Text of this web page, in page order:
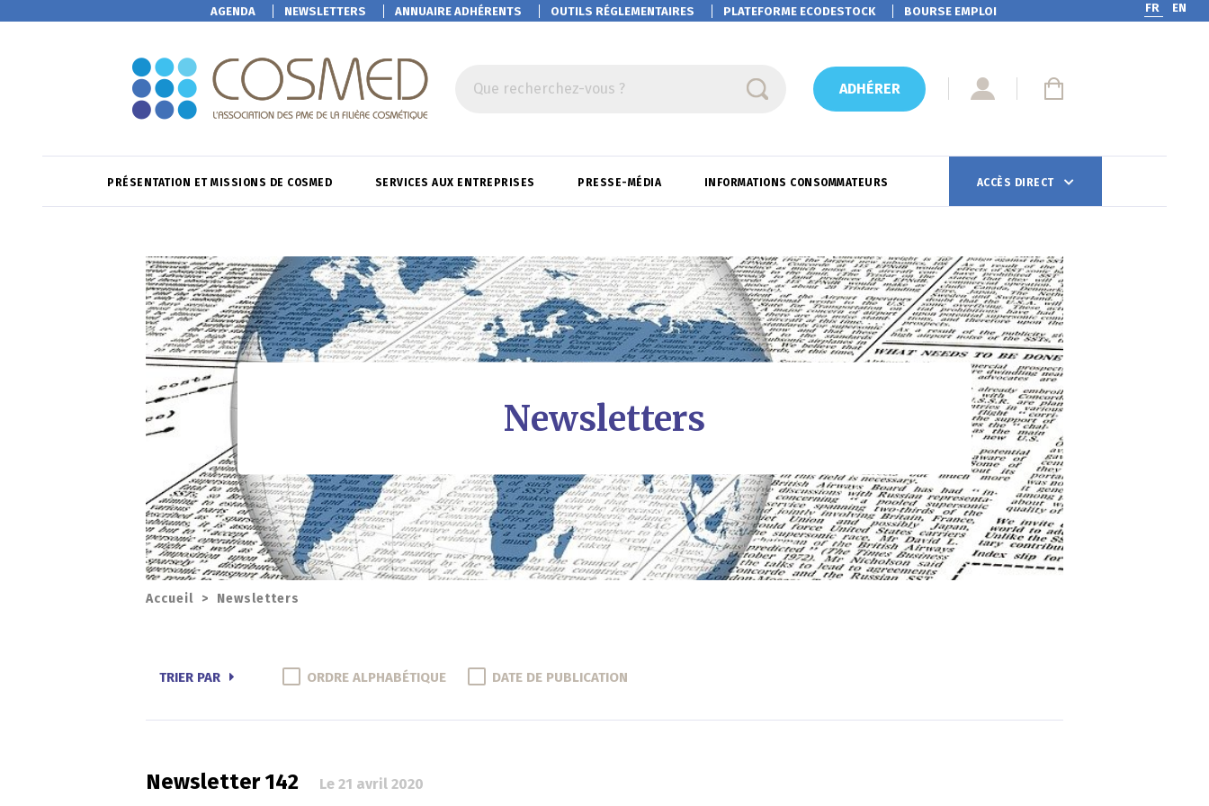
AGENDA NEWSLETTERS ANNUAIRE ADHÉRENTS OUTILS RÉGLEMENTAIRES PLATEFORMEECODESTOCK BOURSE EMPLOI FR EN
Que recherchez-vous ? ADHÉRER
PRÉSENTATION ET MISSIONS DE COSMED SERVICES AUX ENTREPRISES PRESSE-MÉDIA INFORMATIONS CONSOMMATEURS ACCÈS DIRECT
Newsletters
Accueil > Newsletters
TRIER PAR ORDRE ALPHABÉTIQUE DATE DE PUBLICATION
Newsletter 142 Le 21 avril 2020